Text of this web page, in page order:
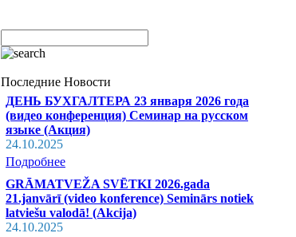
Последние Новости
ДЕНЬ БУХГАЛТЕРА 23 января 2026 года
(видео конференция) Семинар на русском
языке (Акция)
24.10.2025
Подробнее
GRĀMATVEŽA SVĒTKI 2026.gada
21.janvārī (video konference) Seminārs notiek
latviešu valodā! (Akcija)
24.10.2025